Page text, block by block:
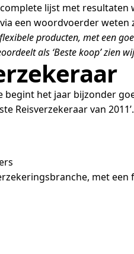
lijst met
een woordvoerder weten
producten, met een
als ‘Beste koop’ zien
begint het jaar bijzonder
Reisverzekeraar van 2011’.
met